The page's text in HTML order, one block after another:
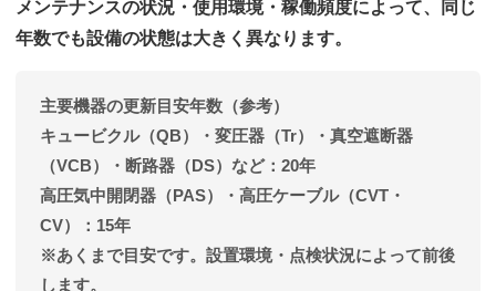
メンテナンスの状況・使用環境・稼働頻度によって、同じ
年数でも設備の状態は大きく異なります。
主要機器の更新目安年数（参考）
キュービクル（QB）・変圧器（Tr）・真空遮断器
（VCB）・断路器（DS）など： 20年
高圧気中開閉器（PAS）・高圧ケーブル（CVT・
CV）： 15年
※あくまで目安です。設置環境・点検状況によって前後
します。